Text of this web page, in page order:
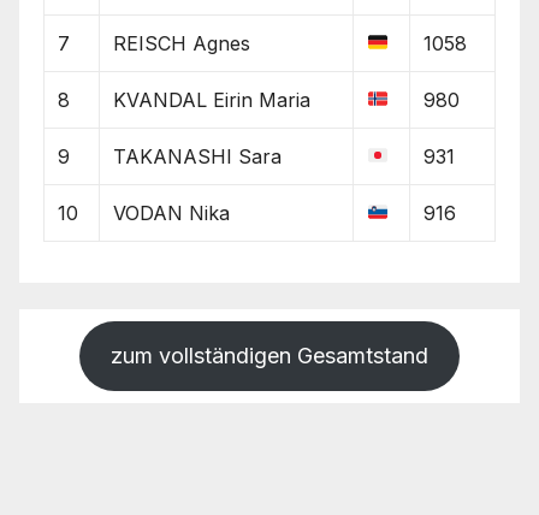
7 REISCH Agnes 1058
8 KVANDAL Eirin Maria 980
9 TAKANASHI Sara 931
10 VODAN Nika 916
zum vollständigen Gesamtstand